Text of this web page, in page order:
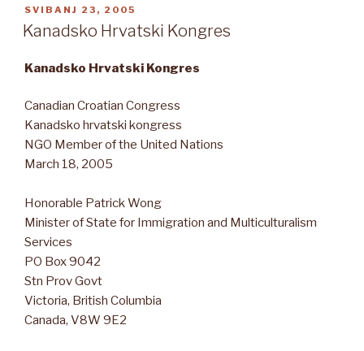
OBJAVLJENO
SVIBANJ 23, 2005
Kanadsko Hrvatski Kongres
Kanadsko Hrvatski Kongres
Canadian Croatian Congress
Kanadsko hrvatski kongress
NGO Member of the United Nations
March 18, 2005
Honorable Patrick Wong
Minister of State for Immigration and Multiculturalism
Services
PO Box 9042
Stn Prov Govt
Victoria, British Columbia
Canada, V8W 9E2